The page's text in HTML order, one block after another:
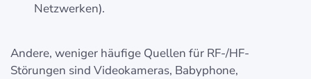
Netzwerken).
Andere, weniger häufige Quellen für RF-/HF-
Störungen sind Videokameras, Babyphone,